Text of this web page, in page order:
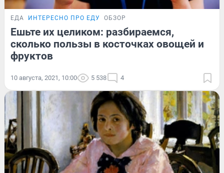
ЕДА ИНТЕРЕСНО ПРО ЕДУ ОБЗОР
Ешьте их целиком: разбираемся,
сколько пользы в косточках овощей и
фруктов
10 августа, 2021, 10:00 5 538 4